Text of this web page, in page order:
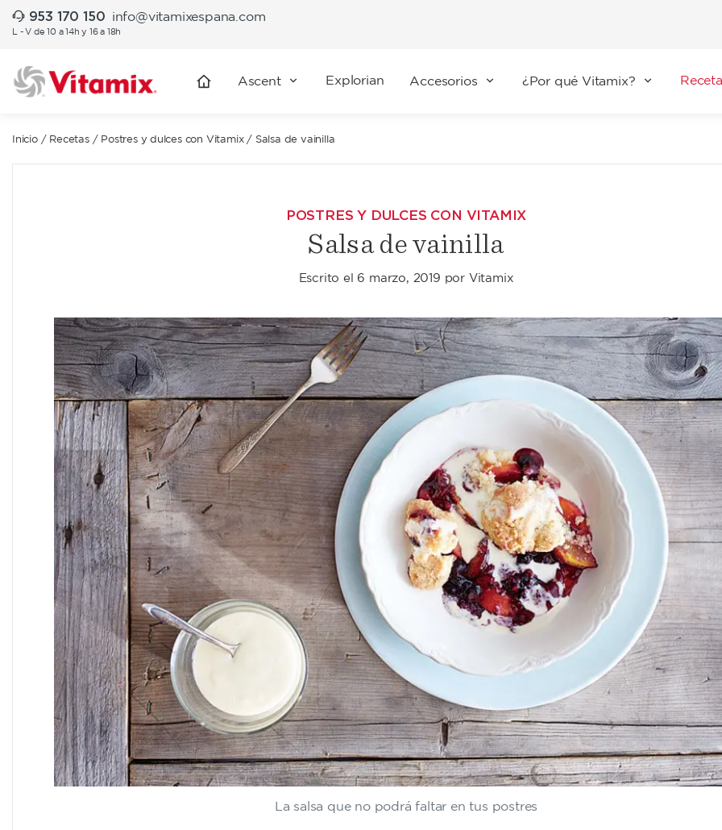
953 170 150 info@vitamixespana.com
L - V de 10 a 14h y 16 a 18h
Ascent Explorian Accesorios ¿Por qué Vitamix?
Inicio/ Recetas/ Postres y dulces con Vitamix/ Salsa de vainilla
POSTRES Y DULCES CON VITAMIX
Salsa de vainilla
Escrito el 6 marzo, 2019 por Vitamix
La salsa que no podrá faltar en tus postres